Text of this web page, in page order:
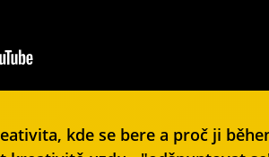
kde se bere a proč ji